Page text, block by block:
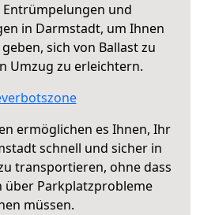
und
in Darmstadt, um Ihnen
sich von Ballast zu
Umzug zu erleichtern.
ermöglichen es Ihnen, Ihr
schnell und sicher in
transportieren, ohne dass
über Parkplatzprobleme
müssen.